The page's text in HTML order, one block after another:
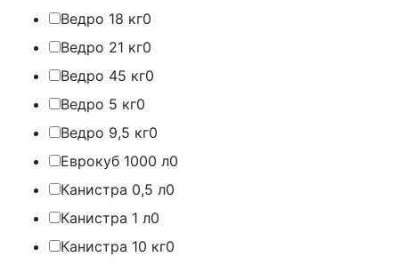
Ведро 18 кг0
Ведро 21 кг0
Ведро 45 кг0
Ведро 5 кг0
Ведро 9,5 кг0
Еврокуб 1000 л0
Канистра 0,5 л0
Канистра 1 л0
Канистра 10 кг0